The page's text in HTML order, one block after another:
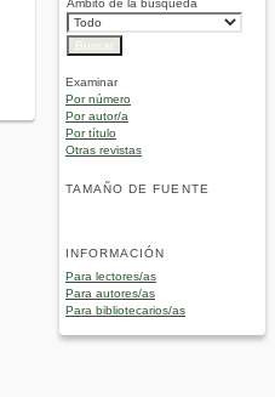
Examinar
Por número
Por autor/a
Por título
Otras revistas
TAMAÑO DE FUENTE
INFORMACIÓN
Para lectores/as
Para autores/as
Para bibliotecarios/as